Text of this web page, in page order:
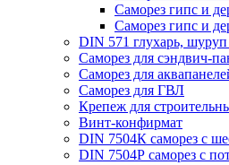
Саморез гипс и
Саморез гипс и
DIN 571 глухарь, шуруп
Саморез для сэндвич-
Саморез для
Саморез для ГВЛ
Крепеж для
Винт-конфирмат
DIN 7504К саморез с
DIN 7504Р саморез с